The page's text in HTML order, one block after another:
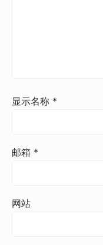
显示名称 *
邮箱 *
网站